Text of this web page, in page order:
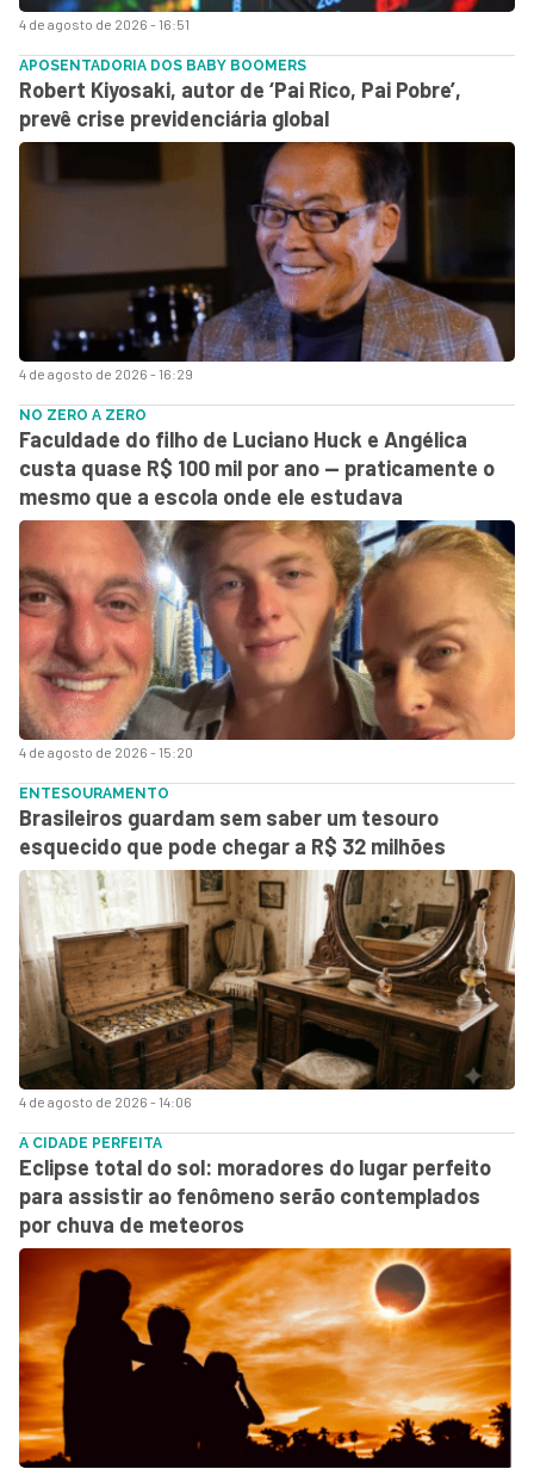
4 de agosto de 2026 - 16:51
4 de agosto de 2026 - 16:29
APOSENTADORIA DOS BABY BOOMERS
Robert Kiyosaki, autor de ‘Pai Rico, Pai Pobre’,
prevê crise previdenciária global
4 de agosto de 2026 - 15:20
NO ZERO A ZERO
Faculdade do filho de Luciano Huck e Angélica
custa quase R$ 100 mil por ano — praticamente o
mesmo que a escola onde ele estudava
4 de agosto de 2026 - 14:06
ENTESOURAMENTO
Brasileiros guardam sem saber um tesouro
esquecido que pode chegar a R$ 32 milhões
A CIDADE PERFEITA
Eclipse total do sol: moradores do lugar perfeito
para assistir ao fenômeno serão contemplados
por chuva de meteoros